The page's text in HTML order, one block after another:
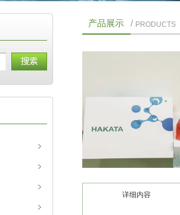
产品展示 / PRODUCTS
详细内容